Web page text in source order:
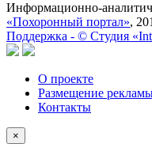
Информационно-
«Похоронный портал»,
Поддержка - © Cтудия
О проекте
Размещение
Контакты
×